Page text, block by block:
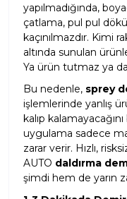
yapılmadığında,
çatlama, pul pul
kaçınılmazdır. Kimi
altında sunulan
Ya ürün tutmaz ya
Bu nedenle, sprey
işlemlerinde yanlış
kalıp
uygulama sadece
zarar verir. Hızlı,
AUTO daldırma
şimdi hem de yarın